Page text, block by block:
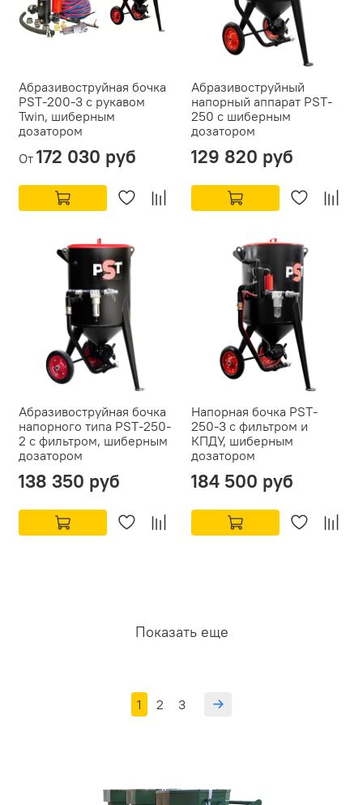
Абразивоструйная бочка
PST-200-3 с рукавом
Twin, шиберным
дозатором
От 172 030 руб
Абразивоструйный
напорный аппарат PST-
250 с шиберным
дозатором
129 820 руб
Абразивоструйная бочка
напорного типа PST-250-
2 с фильтром, шиберным
дозатором
138 350 руб
Напорная бочка PST-
250-3 с фильтром и
КПДУ, шиберным
дозатором
184 500 руб
Показать еще
1 2 3